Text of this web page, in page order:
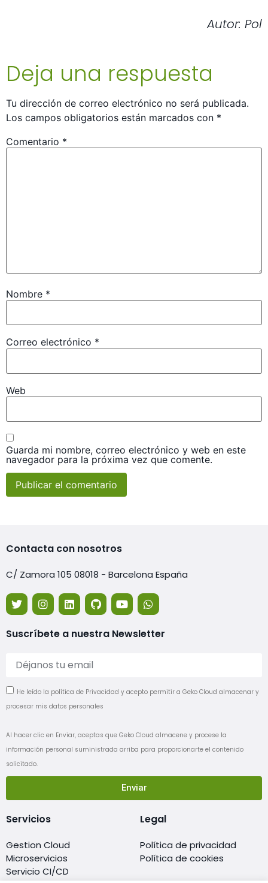
Autor: Pol
Deja una respuesta
Tu dirección de correo electrónico no será publicada.
Los campos obligatorios están marcados con *
Comentario *
Nombre *
Correo electrónico *
Web
Guarda mi nombre, correo electrónico y web en este
navegador para la próxima vez que comente.
Contacta con nosotros
C/ Zamora 105 08018 - Barcelona España
Suscríbete a nuestra Newsletter
He leído la política de Privacidad y acepto permitir a Geko Cloud almacenar y
procesar mis datos personales
Al hacer clic en Enviar, aceptas que Geko Cloud almacene y procese la
información personal suministrada arriba para proporcionarte el contenido
solicitado.
Enviar
Servicios
Gestion Cloud
Microservicios
Servicio CI/CD
Legal
Política de privacidad
Política de cookies